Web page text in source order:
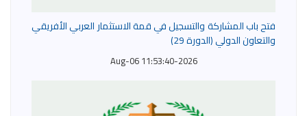
فتح باب المشاركة والتسجيل في قمة الاستثمار العربي الأفريقي
والتعاون الدولي (الدورة 29)
2026-Aug-06 11:53:40